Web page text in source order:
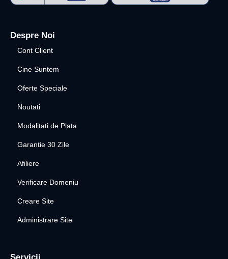
Despre Noi
Cont Client
Cine Suntem
Oferte Speciale
Noutati
Modalitati de Plata
Garantie 30 Zile
Afiliere
Verificare Domeniu
Creare Site
Administrare Site
Servicii